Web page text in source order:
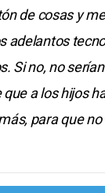
de cosas y
adelantos
Si no, no
a los hijos
para que